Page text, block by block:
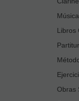
Libros
Obras